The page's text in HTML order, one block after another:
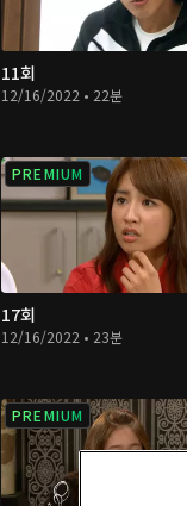
11회
12/16/2022 • 22분
PREMIUM
17회
12/16/2022 • 23분
PREMIUM